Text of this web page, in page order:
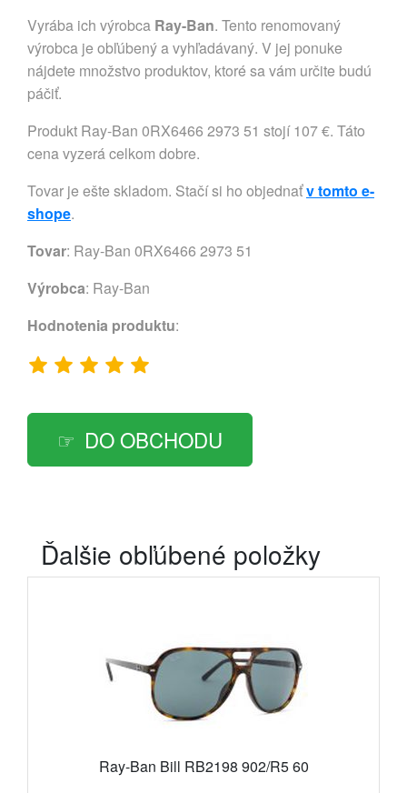
Vyrába ich výrobca Ray-Ban. Tento renomovaný
výrobca je obľúbený a vyhľadávaný. V jej ponuke
nájdete množstvo produktov, ktoré sa vám určite budú
páčiť.
Produkt Ray-Ban 0RX6466 2973 51 stojí 107 €. Táto
cena vyzerá celkom dobre.
Tovar je ešte skladom. Stačí si ho objednaťv tomto e-
shope.
Tovar: Ray-Ban 0RX6466 2973 51
Výrobca: Ray-Ban
Hodnotenia produktu:
DO OBCHODU
Ďalšie obľúbené položky
Ray-Ban Bill RB2198 902/R5 60